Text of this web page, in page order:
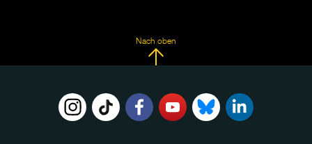
Nach oben